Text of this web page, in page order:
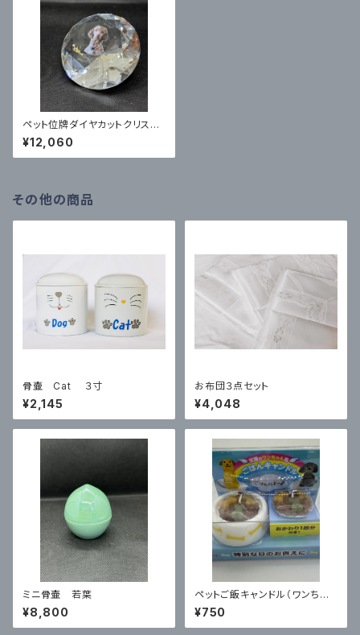
ペット位牌ダイヤカットクリスタ
ル
¥12,060
その他の商品
骨壷 Cat ３寸
¥2,145
お布団３点セット
¥4,048
ミニ骨壷 若葉
¥8,800
ペットご飯キャンドル（ワンちゃ
ん用）
¥750